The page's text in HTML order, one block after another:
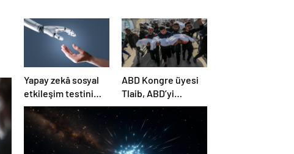
Yapay zekâ sosyal
etkileşim testini
geçemedi
ABD Kongre üyesi
Tlaib, ABD’yi
Filistin’deki
“soykırımda suç
ortağı” olmakla
itham etti